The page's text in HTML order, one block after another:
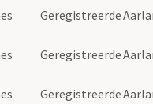
Geregistreerde
Geregistreerde
Geregistreerde